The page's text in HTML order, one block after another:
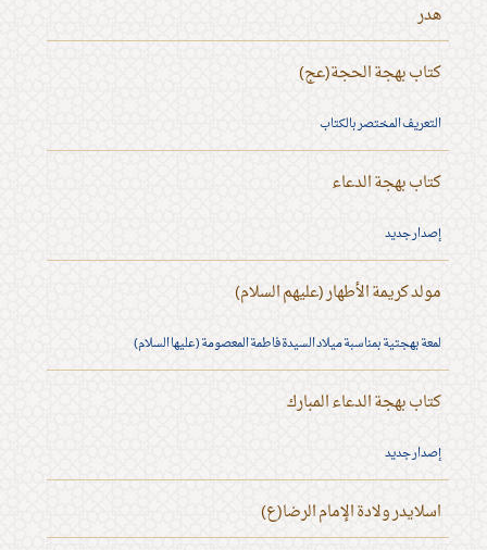
هدر
كتاب بهجة الحجة(عج)
التعريف المختصر بالكتاب
كتاب بهجة الدعاء
إصدار جديد
مولد كريمة الأطهار (عليهم السلام)
لمعة بهجتية بمناسبة ميلاد السيدة فاطمة المعصومة (عليها السلام)
كتاب بهجة الدعاء المبارك
إصدار جديد
اسلايدر ولادة الإمام الرضا(ع)